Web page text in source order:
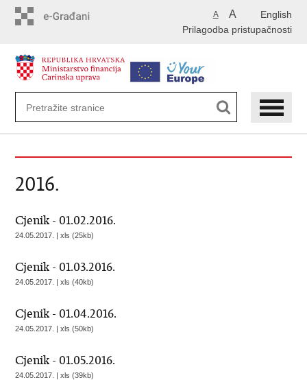
English
A A
Prilagodba pristupačnosti
2016.
Cjenik - 01.02.2016.
24.05.2017. | xls (25kb)
Cjenik - 01.03.2016.
24.05.2017. | xls (40kb)
Cjenik - 01.04.2016.
24.05.2017. | xls (50kb)
Cjenik - 01.05.2016.
24.05.2017. | xls (39kb)